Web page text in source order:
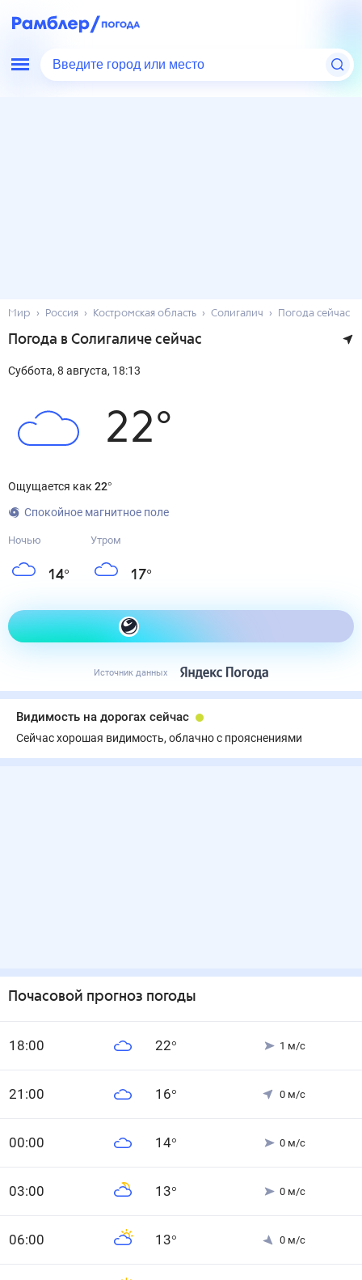
Введите город или место
Мир Россия Костромская область Солигалич Погода сейчас
Погода в Солигаличе сейчас
Суббота, 8 августа, 18:13
22°
Ощущается как 22°
Спокойное магнитное поле
Ночью
14°
Утром
17°
Как одеться сегодня
Источник данных
Видимость на дорогах сейчас
Сейчас хорошая видимость, облачно с прояснениями
Почасовой прогноз погоды
18:00 22° 1 м/с
21 :00 16° 0 м/с
00:00 14° 0 м/с
03:00 13° 0 м/с
06:00 13° 0 м/с